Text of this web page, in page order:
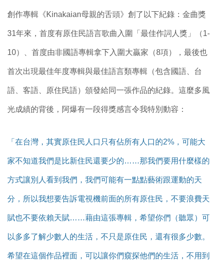
創作專輯《Kinakaian母親的舌頭》創了以下紀錄：金曲獎
31年來，首度有原住民語言歌曲入圍「最佳作詞人獎」（1-
10）、首度由非國語專輯拿下入圍大贏家（8項），最後也
首次出現最佳年度專輯與最佳語言類專輯（包含國語、台
語、客語、原住民語）頒發給同一張作品的紀錄。這麼多風
光成績的背後，阿爆有一段得獎感言令我特別動容：
「在台灣，其實原住民人口只有佔所有人口的2%，可能大
家不知道我們是比新住民還要少的……那我們要用什麼樣的
方式讓別人看到我們，我們可能有一點點藝術跟運動的天
分，所以我想要告訴電視機前面的所有原住民，不要浪費天
賦也不要依賴天賦……藉由這張專輯，希望你們（聽眾）可
以多多了解少數人的生活，不只是原住民，還有很多少數。
希望在這個作品裡面，可以讓你們窺探他們的生活，不用到